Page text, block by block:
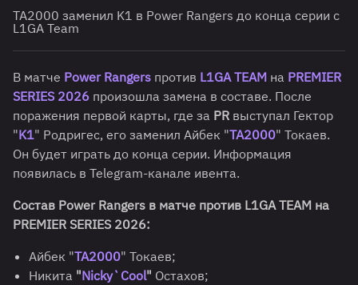
TA2000 заменил K1 в Power Rangers до конца серии с
L1GA Team
В матче Power Rangers против L1GA TEAM на PREMIER
SERIES 2026 произошла замена в составе. После
поражения первой карты, где за PR выступал Гектор
"K1" Родригес, его заменил Айбек "TA2000" Токаев.
Он будет играть до конца серии. Информация
появилась в Telegram-канале ивента.
Состав Power Rangers в матче против L1GA TEAM на
PREMIER SERIES 2026:
Айбек "TA2000" Токаев;
Никита "Nicky`Cool" Остахов;